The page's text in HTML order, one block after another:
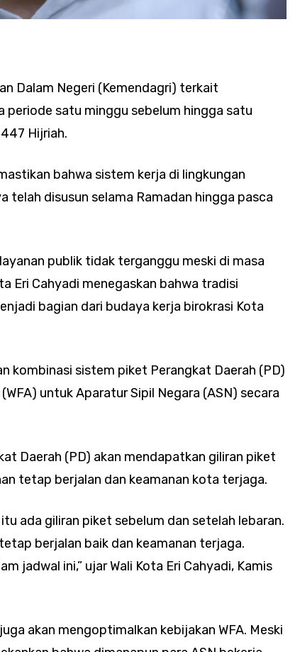
Dalam Negeri (Kemendagri) terkait
periode satu minggu sebelum hingga satu
Hijriah.
bahwa sistem kerja di lingkungan
telah disusun selama Ramadan hingga pasca
publik tidak terganggu meski di masa
Eri Cahyadi menegaskan bahwa tradisi
bagian dari budaya kerja birokrasi Kota
kombinasi sistem piket Perangkat Daerah (PD)
untuk Aparatur Sipil Negara (ASN) secara
Daerah (PD) akan mendapatkan giliran piket
tetap berjalan dan keamanan kota terjaga.
ada giliran piket sebelum dan setelah lebaran.
berjalan baik dan keamanan terjaga.
jadwal ini,” ujar Wali Kota Eri Cahyadi, Kamis
akan mengoptimalkan kebijakan WFA. Meski